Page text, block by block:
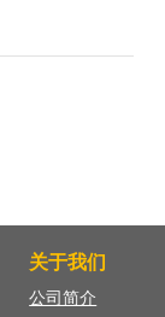
关于我们
公司简介